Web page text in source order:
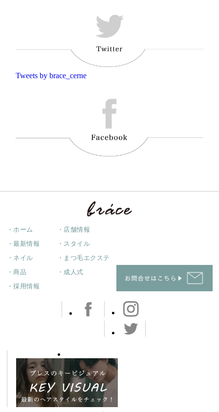
Tweets by brace_cerne
・ホーム ・店舗情報
・最新情報 ・スタイル
・ネイル ・まつ毛エクステ
・商品 ・成人式
・採用情報